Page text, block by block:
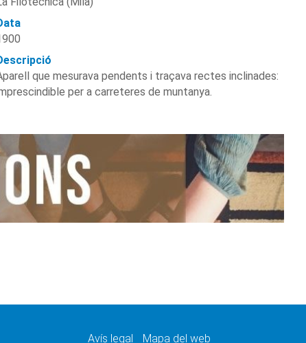
que mesurava pendents i traçava rectes inclinades:
per a carreteres de muntanya.
Avís legal Mapa del web